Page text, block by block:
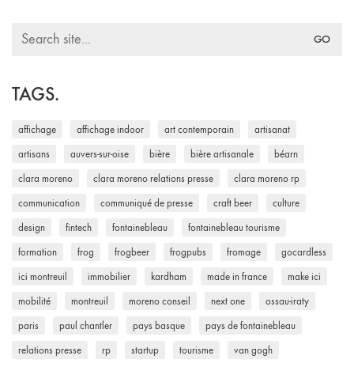
Search
TAGS.
affichage affichage indoor art contemporain artisanat
artisans auvers-sur-oise bière bière artisanale béarn
clara moreno clara moreno relations presse clara moreno rp
communication communiqué de presse craft beer culture
design fintech fontainebleau fontainebleau tourisme
formation frog frogbeer frogpubs fromage gocardless
ici montreuil immobilier kardham made in france make ici
mobilité montreuil moreno conseil next one ossau-iraty
paris paul chantler pays basque pays de fontainebleau
relations presse rp startup tourisme van gogh